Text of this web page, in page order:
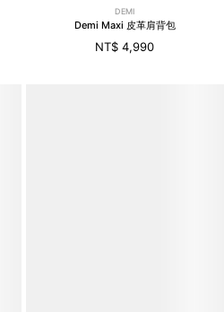
DEMI
Demi Maxi 皮革肩背包
NT$ 4,990